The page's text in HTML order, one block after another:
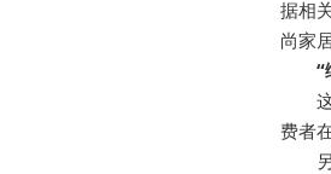
据相
尚家
“绿
这
费者
另